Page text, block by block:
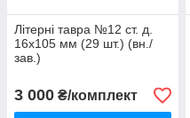
Літерні тавра №12 ст. д.
16х105 мм (29 шт.) (вн./
зав.)
3 000 ₴/комплект